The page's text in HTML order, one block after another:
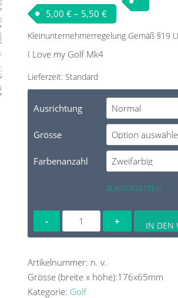
5,00 € – 5,50 €
Kleinunternehmerregelung Gemäß §19
I Love my Golf Mk4
Lieferzeit: Standard
Ausrichtung
Grösse
Farbenanzahl
ZURÜCKSETZEN
Love
Golf
Mk4
Menge
IN DEN
Artikelnummer: n. v.
Grösse (breite x höhe):176x65mm
Kategorie: Golf